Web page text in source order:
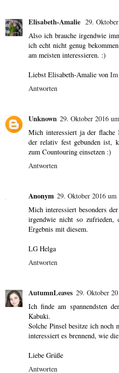
Elisabeth-Amalie 29.
Also ich brauche irgendwie
ich echt nicht genug
am meisten interessieren. :)
Liebst Elisabeth-Amalie von Im
Antworten
Unknown 29. Oktober 2016
Mich interessiert ja der flache
der relativ fest gebunden ist,
zum Countouring einsetzen :)
Antworten
Anonym 29. Oktober 2016 um
Mich interessiert besonders
irgendwie nicht so zufrieden,
Ergebnis mit diesem.
LG Helga
Antworten
AutumnLeaves 29. Oktober
Ich finde am spannendsten
Kabuki.
Solche Pinsel besitze ich
interessiert es brennend, wie
Liebe Grüße
Antworten